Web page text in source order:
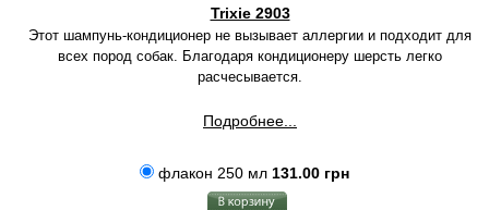
Trixie 2903
Этот шампунь-кондиционер не вызывает аллергии и подходит для
всех пород собак. Благодаря кондиционеру шерсть легко
расчесывается.
Подробнее...
флакон 250 мл 131.00 грн